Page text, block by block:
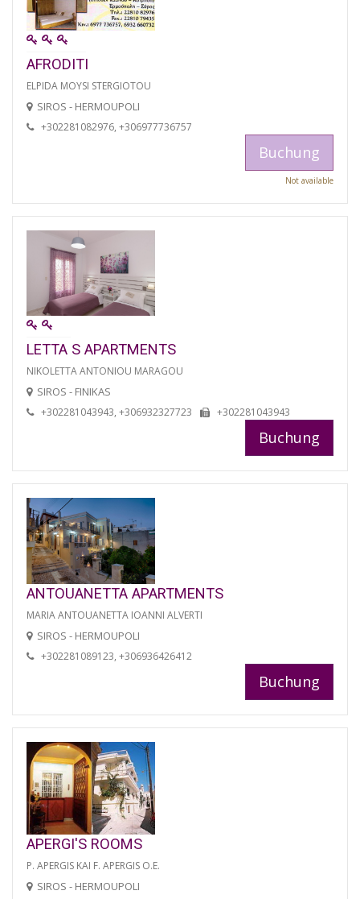
AFRODITI
ELPIDA MOYSI STERGIOTOU
SIROS - HERMOUPOLI
+302281082976, +306977736757
Buchung
Not available
LETTA S APARTMENTS
NIKOLETTA ANTONIOU MARAGOU
SIROS - FINIKAS
+302281043943, +306932327723 +302281043943
Buchung
ANTOUANETTA APARTMENTS
MARIA ANTOUANETTA IOANNI ALVERTI
SIROS - HERMOUPOLI
+302281089123, +306936426412
Buchung
APERGI'S ROOMS
P. APERGIS KAI F. APERGIS O.E.
SIROS - HERMOUPOLI